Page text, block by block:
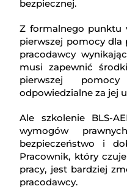
bezpiecznej.
Z formalnego punktu
pierwszej pomocy
pracodawcy
musi zapewnić
pierwszej
odpowiedzialne za jej
Ale szkolenie BLS-
wymogów
bezpieczeństwo i
Pracownik, który
pracy, jest bardziej
pracodawcy.